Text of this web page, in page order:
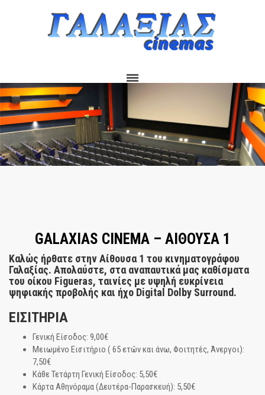
GALAXIAS CINEMA – ΑΊΘΟΥΣΑ 1
Καλώς ήρθατε στηνΑίθουσα 1 του κινηματογράφου
Γαλαξίας. Απολαύστε, στα αναπαυτικά μας καθίσματα
του οίκου Figueras, ταινίες με υψηλή ευκρίνεια
ψηφιακής προβολής και ήχο Digital Dolby Surround.
ΕΙΣΙΤΗΡΙΑ
Γενική Είσοδος: 9,00€
Μειωμένο Εισιτήριο ( 65 ετών και άνω, Φοιτητές, Άνεργοι):
7,50€
Κάθε Τετάρτη Γενική Είσοδος: 5,50€
Κάρτα Αθηνόραμα (Δευτέρα-Παρασκευή): 5,50€